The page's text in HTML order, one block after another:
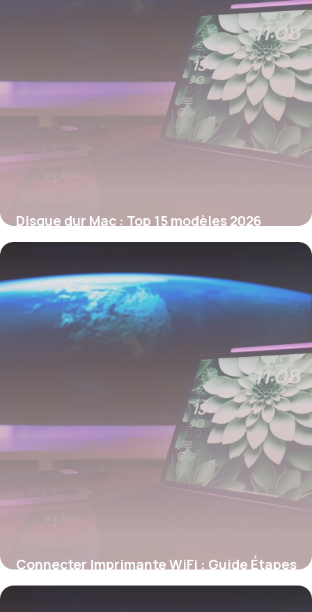
Disque dur Mac : Top 15 modèles 2026
29 mai 2026
Connecter Imprimante WiFi : Guide Étapes
28 mai 2026